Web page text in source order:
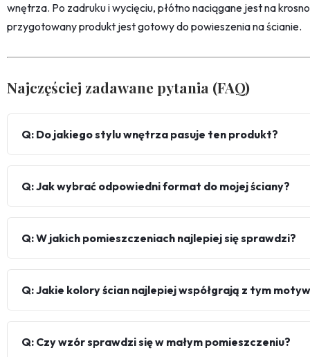
wnętrza. Po zadruku i wycięciu, płótno naciągane jest na
przygotowany produkt jest gotowy do powieszenia na ścianie.
Najczęściej zadawane pytania (FAQ)
Q: Do jakiego stylu wnętrza pasuje ten produkt?
Q: Jak wybrać odpowiedni format do mojej ściany?
Q: W jakich pomieszczeniach najlepiej się sprawdzi?
Q: Jakie kolory ścian najlepiej współgrają z tym
Q: Czy wzór sprawdzi się w małym pomieszczeniu?